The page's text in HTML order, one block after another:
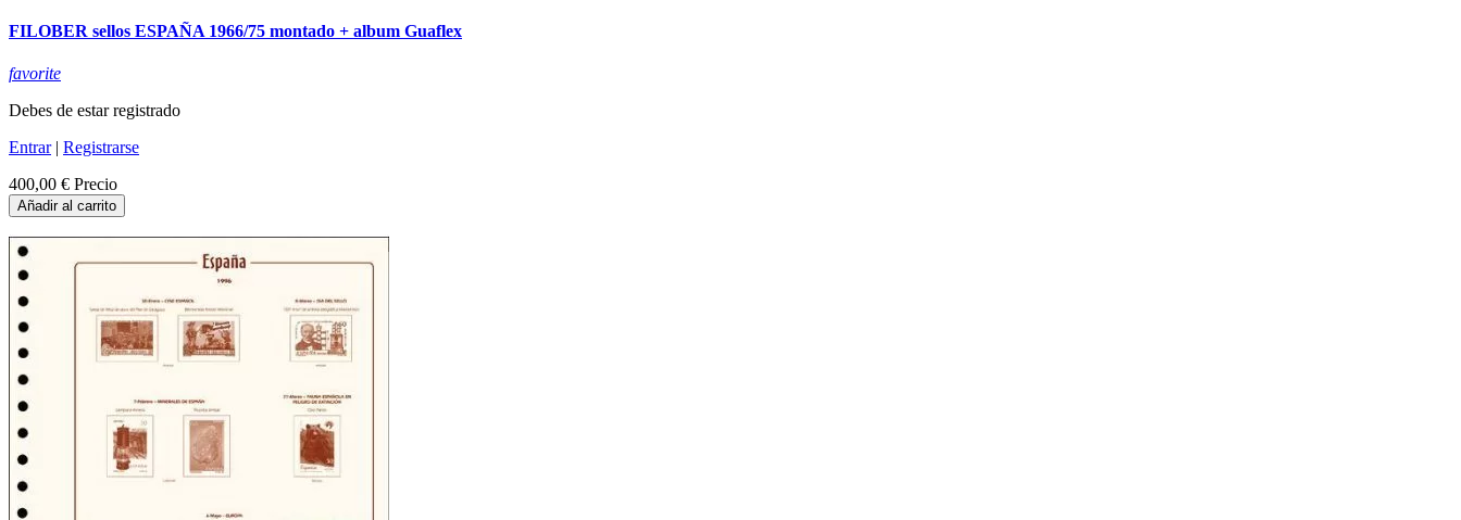
FILOBER sellos ESPAÑA 1966/75 montado + album Guaflex
favorite
Debes de estar registrado
Entrar| Registrarse
400,00 € Precio
Añadir al carrito